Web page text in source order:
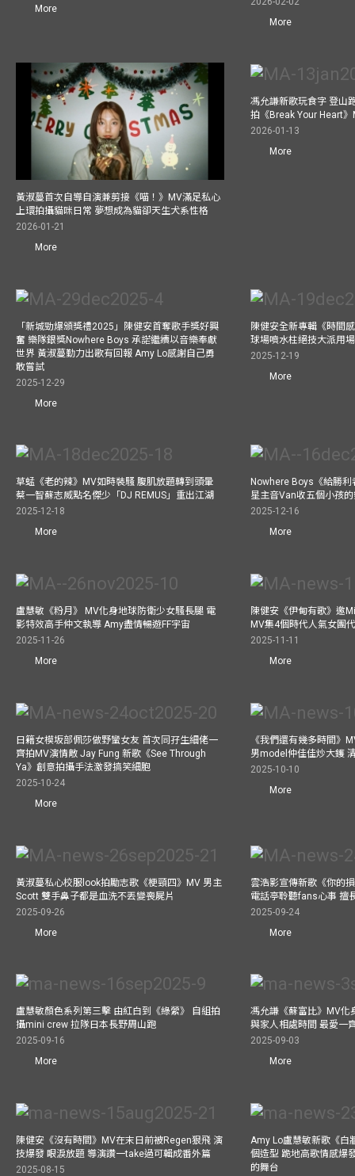
More
More
黃淑蔓首次自導自演兼剪接《喵！》MV滿足私心
上環拍攝貓咪日常 夢想成為貓卻天生犬系性格
2026-01-21
More
馮允謙新歌玩食字 登山
拍《Break Your Heart
2026-01-13
More
「新城勁爆頒獎禮2025」陳健安首奪歌手獎好興
奮 樂隊銀獎Nowhere Boys 承諾繼續以音樂奉獻
世界 黃淑蔓勤力出歌有回報 Amy Lo感謝自己勇
敢嘗試
2025-12-29
More
陳健安全新專輯《時間
球場噴水柱絕技大派用
2025-12-19
More
草蜢《老的辣》MV如時裝騷 腹肌放題轉到頭暈
蔡一智蘇志威點名傑少「DJ REMUS」重出江湖
2025-12-18
More
Nowhere Boys《給勝
星主音Van收五個小孩
2025-12-16
More
盧慧敏《粉月》 MV化身地球防衛少女騷長腿 電
影特效高手仲文執導 Amy盡情暢遊FF宇宙
2025-11-26
More
陳健安《伊甸有歌》邀
MV集4個時代人氣女團
2025-11-11
More
日籍女模坂部佩莎做野蠻女友 首次同孖生細佬一
齊拍MV演情敵 Jay Fung 新歌《See Through
Ya》創意拍攝手法激發搞笑細胞
2025-10-24
More
《我們還有幾多時間》
男model仲佳佳炒大鑊
2025-10-10
More
黃淑蔓私心校服look拍勵志歌《梗頸四》MV 男主
Scott 雙手鼻子都是血洗不丟變喪屍片
2025-09-26
More
雲浩影宣傳新歌《你的
電話亭聆聽fans心事 擅
2025-09-24
More
盧慧敏顏色系列第三擊 由紅白到《綠縈》 自組拍
攝mini crew 拉隊日本長野周山跑
2025-09-16
More
馮允謙《蘇富比》MV化
與家人相處時間 最愛一
2025-09-03
More
陳健安《沒有時間》MV在末日前被Regen狠飛 演
技爆發 眼淚放題 導演讚一take過可輯成番外篇
2025-08-15
Amy Lo盧慧敏新歌《白
個造型 跪地高歌情感爆
的舞台